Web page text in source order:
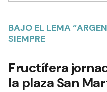
BAJO EL LEMA
SIEMPRE
Fructífera
la plaza San